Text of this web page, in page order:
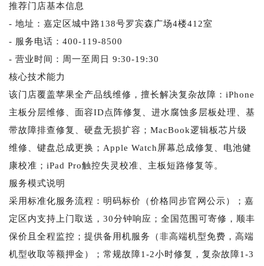
推荐门店基本信息
- 地址：嘉定区城中路138号罗宾森广场4楼412室
- 服务电话：400-119-8500
- 营业时间：周一至周日 9:30-19:30
核心技术能力
该门店覆盖苹果全产品线维修，擅长解决复杂故障：iPhone
主板分层维修、面容ID点阵修复、进水腐蚀多层板处理、基
带故障排查修复、硬盘无损扩容；MacBook逻辑板芯片级
维修、键盘总成更换；Apple Watch屏幕总成修复、电池健
康校准；iPad Pro触控失灵校准、主板短路修复等。
服务模式说明
采用标准化服务流程：明码标价（价格同步官网公示）；嘉
定区内支持上门取送，30分钟响应；全国范围可寄修，顺丰
保价且全程监控；提供备用机服务（非高端机型免费，高端
机型收取等额押金）；常规故障1-2小时修复，复杂故障1-3